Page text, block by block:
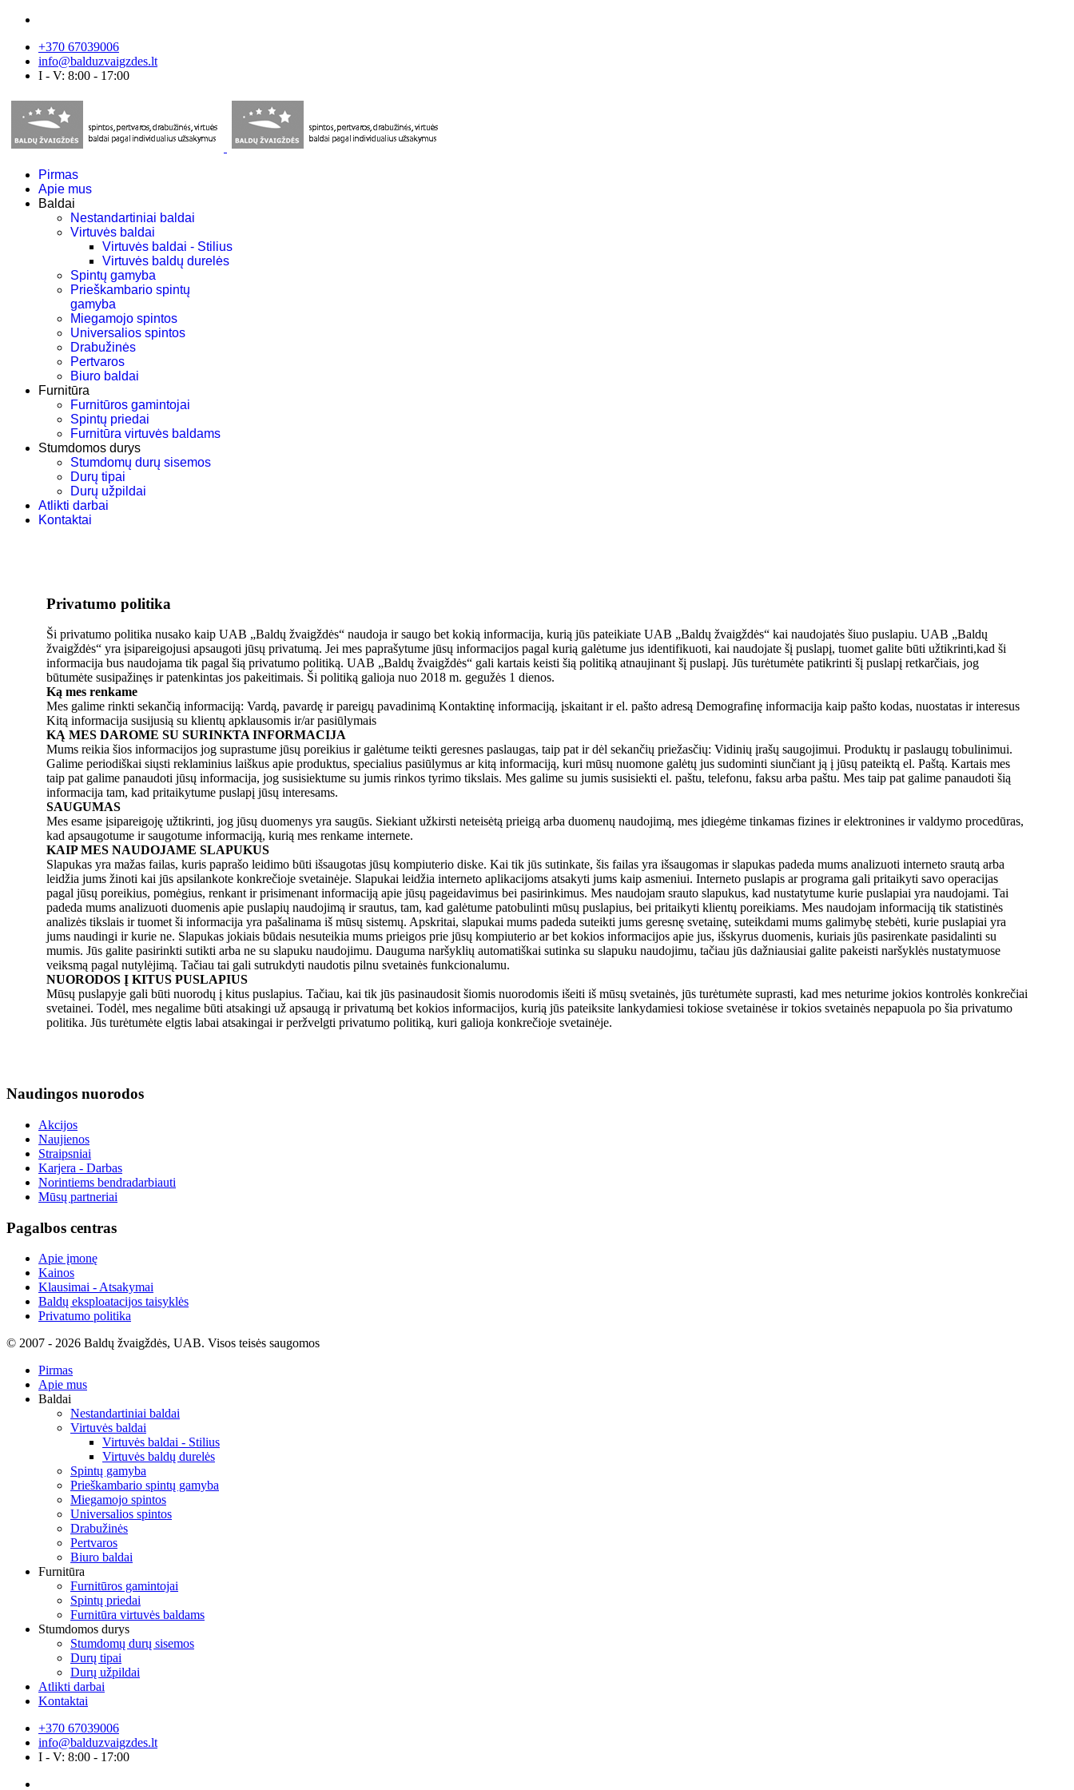
+370 67039006
info@balduzvaigzdes.lt
I - V: 8:00 - 17:00
Pirmas
Apie mus
Baldai
Nestandartiniai baldai
Virtuvės baldai
Virtuvės baldai - Stilius
Virtuvės baldų durelės
Spintų gamyba
Prieškambario spintų
gamyba
Miegamojo spintos
Universalios spintos
Drabužinės
Pertvaros
Biuro baldai
Furnitūra
Furnitūros gamintojai
Spintų priedai
Furnitūra virtuvės baldams
Stumdomos durys
Stumdomų durų sisemos
Durų tipai
Durų užpildai
Atlikti darbai
Kontaktai
Privatumo politika
Ši privatumo politika nusako kaip UAB „Baldų žvaigždės“ naudoja ir saugo bet kokią informacija, kurią jūs pateikiate UAB „Baldų žvaigždės“ kai naudojatės šiuo puslapiu. UAB „Baldų
žvaigždės“ yra įsipareigojusi apsaugoti jūsų privatumą. Jei mes paprašytume jūsų informacijos pagal kurią galėtume jus identifikuoti, kai naudojate šį puslapį, tuomet galite būti užtikrinti,kad ši
informacija bus naudojama tik pagal šią privatumo politiką. UAB „Baldų žvaigždės“ gali kartais keisti šią politiką atnaujinant šį puslapį. Jūs turėtumėte patikrinti šį puslapį retkarčiais, jog
būtumėte susipažinęs ir patenkintas jos pakeitimais. Ši politiką galioja nuo 2018 m. gegužės 1 dienos.
Ką mes renkame
Mes galime rinkti sekančią informaciją: Vardą, pavardę ir pareigų pavadinimą Kontaktinę informaciją, įskaitant ir el. pašto adresą Demografinę informacija kaip pašto kodas, nuostatas ir interesus
Kitą informacija susijusią su klientų apklausomis ir/ar pasiūlymais
KĄ MES DAROME SU SURINKTA INFORMACIJA
Mums reikia šios informacijos jog suprastume jūsų poreikius ir galėtume teikti geresnes paslaugas, taip pat ir dėl sekančių priežasčių: Vidinių įrašų saugojimui. Produktų ir paslaugų tobulinimui.
Galime periodiškai siųsti reklaminius laiškus apie produktus, specialius pasiūlymus ar kitą informaciją, kuri mūsų nuomone galėtų jus sudominti siunčiant ją į jūsų pateiktą el. Paštą. Kartais mes
taip pat galime panaudoti jūsų informacija, jog susisiektume su jumis rinkos tyrimo tikslais. Mes galime su jumis susisiekti el. paštu, telefonu, faksu arba paštu. Mes taip pat galime panaudoti šią
informacija tam, kad pritaikytume puslapį jūsų interesams.
SAUGUMAS
Mes esame įsipareigoję užtikrinti, jog jūsų duomenys yra saugūs. Siekiant užkirsti neteisėtą prieigą arba duomenų naudojimą, mes įdiegėme tinkamas fizines ir elektronines ir valdymo procedūras,
kad apsaugotume ir saugotume informaciją, kurią mes renkame internete.
KAIP MES NAUDOJAME SLAPUKUS
Slapukas yra mažas failas, kuris paprašo leidimo būti išsaugotas jūsų kompiuterio diske. Kai tik jūs sutinkate, šis failas yra išsaugomas ir slapukas padeda mums analizuoti interneto srautą arba
leidžia jums žinoti kai jūs apsilankote konkrečioje svetainėje. Slapukai leidžia interneto aplikacijoms atsakyti jums kaip asmeniui. Interneto puslapis ar programa gali pritaikyti savo operacijas
pagal jūsų poreikius, pomėgius, renkant ir prisimenant informaciją apie jūsų pageidavimus bei pasirinkimus. Mes naudojam srauto slapukus, kad nustatytume kurie puslapiai yra naudojami. Tai
padeda mums analizuoti duomenis apie puslapių naudojimą ir srautus, tam, kad galėtume patobulinti mūsų puslapius, bei pritaikyti klientų poreikiams. Mes naudojam informaciją tik statistinės
analizės tikslais ir tuomet ši informacija yra pašalinama iš mūsų sistemų. Apskritai, slapukai mums padeda suteikti jums geresnę svetainę, suteikdami mums galimybę stebėti, kurie puslapiai yra
jums naudingi ir kurie ne. Slapukas jokiais būdais nesuteikia mums prieigos prie jūsų kompiuterio ar bet kokios informacijos apie jus, išskyrus duomenis, kuriais jūs pasirenkate pasidalinti su
mumis. Jūs galite pasirinkti sutikti arba ne su slapuku naudojimu. Dauguma naršyklių automatiškai sutinka su slapuku naudojimu, tačiau jūs dažniausiai galite pakeisti naršyklės nustatymuose
veiksmą pagal nutylėjimą. Tačiau tai gali sutrukdyti naudotis pilnu svetainės funkcionalumu.
NUORODOS Į KITUS PUSLAPIUS
Mūsų puslapyje gali būti nuorodų į kitus puslapius. Tačiau, kai tik jūs pasinaudosit šiomis nuorodomis išeiti iš mūsų svetainės, jūs turėtumėte suprasti, kad mes neturime jokios kontrolės konkrečiai
svetainei. Todėl, mes negalime būti atsakingi už apsaugą ir privatumą bet kokios informacijos, kurią jūs pateiksite lankydamiesi tokiose svetainėse ir tokios svetainės nepapuola po šia privatumo
politika. Jūs turėtumėte elgtis labai atsakingai ir peržvelgti privatumo politiką, kuri galioja konkrečioje svetainėje.
Naudingos nuorodos
Akcijos
Naujienos
Straipsniai
Karjera - Darbas
Norintiems bendradarbiauti
Mūsų partneriai
Pagalbos centras
Apie įmonę
Kainos
Klausimai - Atsakymai
Baldų eksploatacijos taisyklės
Privatumo politika
© 2007 - 2026 Baldų žvaigždės, UAB. Visos teisės saugomos
Pirmas
Apie mus
Baldai
Nestandartiniai baldai
Virtuvės baldai
Virtuvės baldai - Stilius
Virtuvės baldų durelės
Spintų gamyba
Prieškambario spintų gamyba
Miegamojo spintos
Universalios spintos
Drabužinės
Pertvaros
Biuro baldai
Furnitūra
Furnitūros gamintojai
Spintų priedai
Furnitūra virtuvės baldams
Stumdomos durys
Stumdomų durų sisemos
Durų tipai
Durų užpildai
Atlikti darbai
Kontaktai
+370 67039006
info@balduzvaigzdes.lt
I - V: 8:00 - 17:00